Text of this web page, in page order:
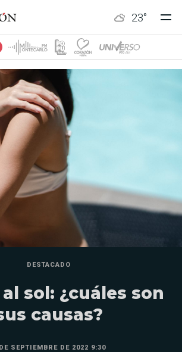
23°
DESTACADO
sol: ¿cuáles son
causas?
SEPTIEMBRE DE 2022 9:30